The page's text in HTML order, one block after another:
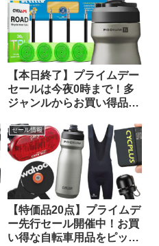
【本日終了】プライムデー
セールは今夜0時まで！多
ジャンルからお買い得品を
セール情報
【特価品20点】プライムデ
ー先行セール開催中！お買
い得な自転車用品をピック